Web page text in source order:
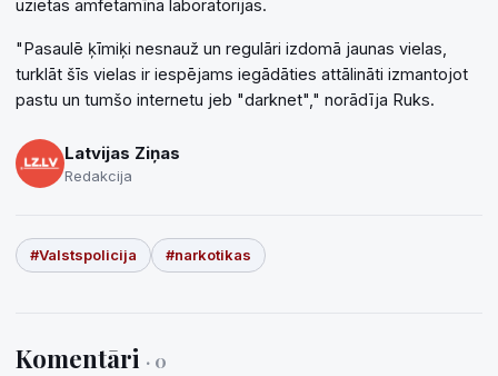
uzietas amfetamīna laboratorijas.
"Pasaulē ķīmiķi nesnauž un regulāri izdomā jaunas vielas,
turklāt šīs vielas ir iespējams iegādāties attālināti izmantojot
pastu un tumšo internetu jeb "darknet"," norādīja Ruks.
Latvijas Ziņas
Redakcija
#Valstspolicija #narkotikas
Komentāri · 0